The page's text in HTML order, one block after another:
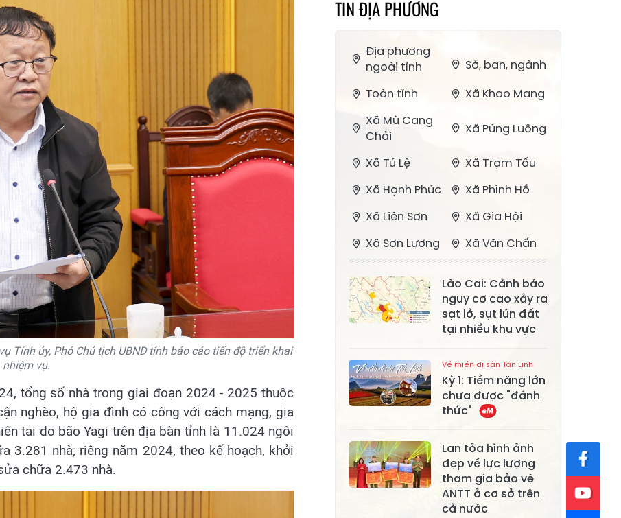
Tỉnh ủy, Phó Chủ tịch UBND tỉnh báo cáo tiến độ triển khai
nhiệm vụ.
tổng số nhà trong giai đoạn 2024 - 2025 thuộc
nghèo, hộ gia đình có công với cách mạng, gia
tai do bão Yagi trên địa bàn tỉnh là 11.024 ngôi
3.281 nhà; riêng năm 2024, theo kế hoạch, khởi
chữa 2.473 nhà.
TIN ĐỊA PHƯƠNG
Địa phương
ngoài tỉnh
Sở, ban, ngành
Toàn tỉnh
Xã Khao Mang
Xã Mù Cang
Chải
Xã Púng Luông
Xã Tú Lệ
Xã Trạm Tấu
Xã Hạnh Phúc
Xã Phình Hồ
Xã Liên Sơn
Xã Gia Hội
Xã Sơn Lương
Xã Văn Chấn
Bằng La
Xã Chấn Thịnh
Xã Nghĩa Tâm
Xã Phong Dụ
Hạ
Xã Đông
Cuông
Xã Tân Hợp
Xã Mỏ Vàng
Xã Lâm
Thượng
Xã Tân Lĩnh
Lào Cai: Cảnh báo
nguy cơ cao xảy ra
sạt lở, sụt lún đất
tại nhiều khu vực
Về miền di sản Tân Lĩnh
Kỳ 1: Tiềm năng lớn
chưa được "đánh
thức"
Lan tỏa hình ảnh
đẹp về lực lượng
tham gia bảo vệ
ANTT ở cơ sở trên
cả nước